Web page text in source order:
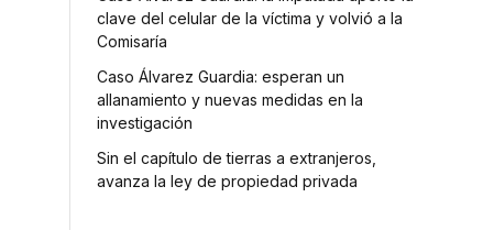
clave del celular de la víctima y volvió a la
Comisaría
Caso Álvarez Guardia: esperan un
allanamiento y nuevas medidas en la
investigación
Sin el capítulo de tierras a extranjeros,
avanza la ley de propiedad privada